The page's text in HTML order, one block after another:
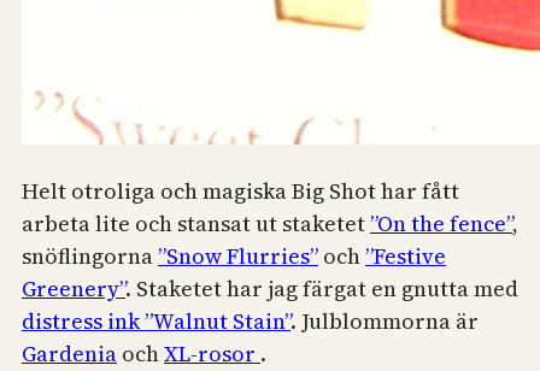
Helt otroliga och magiska Big Shot har fått
arbeta lite och stansat ut staketet”On the fence”,
snöflingorna”Snow Flurries” och”Festive
Greenery”. Staketet har jag färgat en gnutta med
distress ink ”Walnut Stain”. Julblommorna är
Gardenia ochXL-rosor .